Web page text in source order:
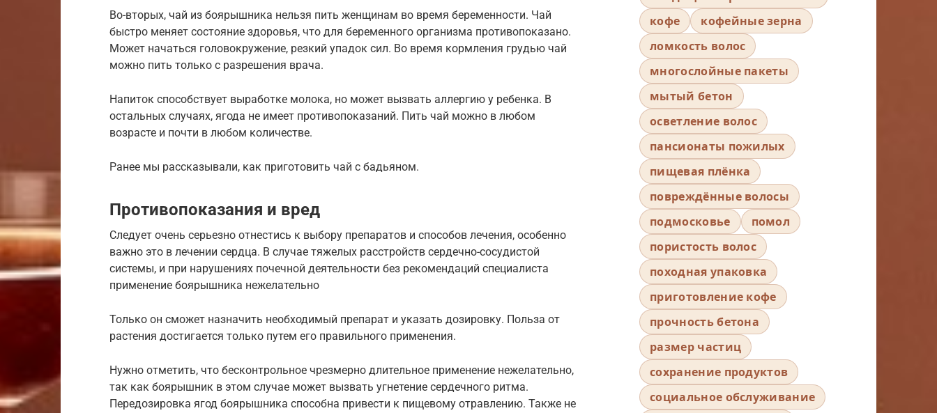
Во-вторых, чай из боярышника нельзя пить женщинам во время беременности. Чай
быстро меняет состояние здоровья, что для беременного организма противопоказано.
Может начаться головокружение, резкий упадок сил. Во время кормления грудью чай
можно пить только с разрешения врача.
Напиток способствует выработке молока, но может вызвать аллергию у ребенка. В
остальных случаях, ягода не имеет противопоказаний. Пить чай можно в любом
возрасте и почти в любом количестве.
Ранее мы рассказывали, как приготовить чай с бадьяном.
Противопоказания и вред
Следует очень серьезно отнестись к выбору препаратов и способов лечения, особенно
важно это в лечении сердца. В случае тяжелых расстройств сердечно-сосудистой
системы, и при нарушениях почечной деятельности без рекомендаций специалиста
применение боярышника нежелательно
Только он сможет назначить необходимый препарат и указать дозировку. Польза от
растения достигается только путем его правильного применения.
Нужно отметить, что бесконтрольное чрезмерно длительное применение нежелательно,
так как боярышник в этом случае может вызвать угнетение сердечного ритма.
Передозировка ягод боярышника способна привести к пищевому отравлению. Также не
кофе
кофейные зерна
ломкость волос
многослойные пакеты
мытый бетон
осветление волос
пансионаты пожилых
пищевая плёнка
повреждённые волосы
подмосковье
помол
пористость волос
походная упаковка
приготовление кофе
прочность бетона
размер частиц
сохранение продуктов
социальное обслуживание